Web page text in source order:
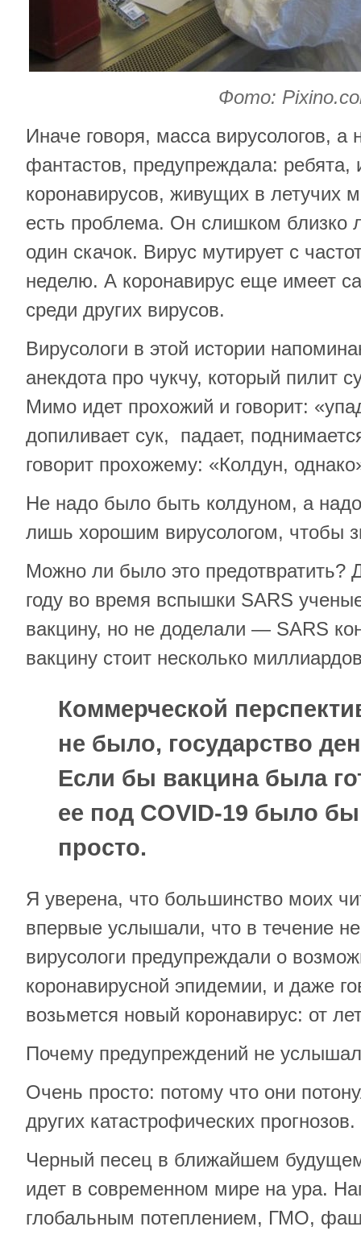
Фото:
Иначе говоря, масса вирусологов, а
фантастов, предупреждала:
коронавирусов, живущих в летучих
есть проблема. Он слишком близко
один скачок. Вирус мутирует с
неделю. А коронавирус еще имеет
среди других вирусов.
Вирусологи в этой истории
анекдота про чукчу, который пилит
Мимо идет прохожий и говорит:
допиливает сук, падает,
говорит прохожему: «Колдун,
Не надо было быть колдуном, а
лишь хорошим вирусологом, чтобы
Можно ли было это предотвратить?
году во время вспышки SARS
вакцину, но не доделали — SARS
вакцину стоит несколько
Коммерческой
не было, государство
Если бы вакцина была
ее под COVID-19 было
просто.
Я уверена, что большинство моих
впервые услышали, что в течение
вирусологи предупреждали о
коронавирусной эпидемии, и даже
возьмется новый коронавирус: от
Почему предупреждений не
Очень просто: потому что они
других катастрофических прогнозов.
Черный песец в ближайшем
идет в современном мире на ура.
глобальным потеплением, ГМО,